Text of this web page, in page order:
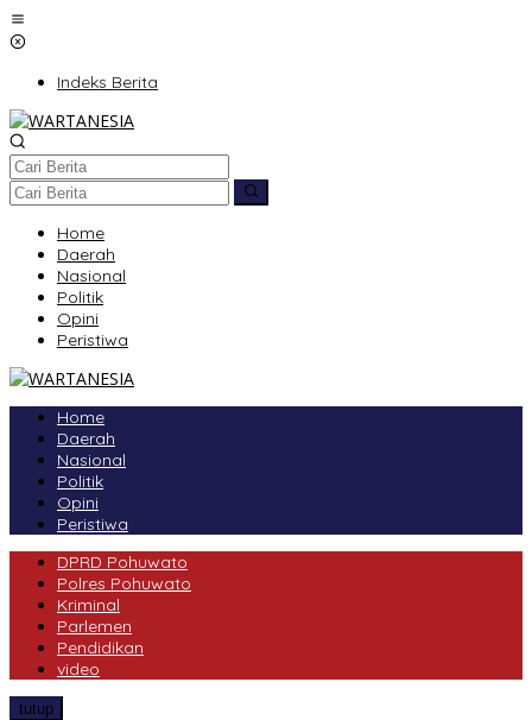
Lewati
ke
Indeks Berita
Home
Daerah
Nasional
Politik
Opini
Peristiwa
Home
Daerah
Nasional
Politik
Opini
Peristiwa
DPRD Pohuwato
Polres Pohuwato
Kriminal
Parlemen
Pendidikan
video
tutup